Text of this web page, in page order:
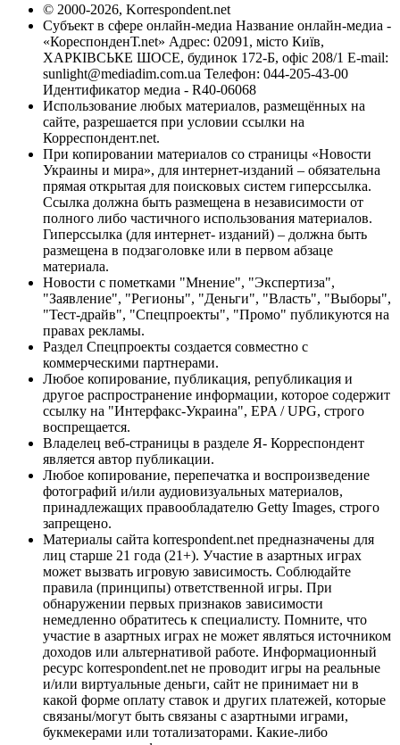
© 2000-2026, Korrespondent.net
Субъект в сфере онлайн-медиа Название онлайн-медиа -
«КореспонденТ.net» Адрес: 02091, місто Київ,
ХАРКІВСЬКЕ ШОСЕ, будинок 172-Б, офіс 208/1 E-mail:
sunlight@mediadim.com.ua Телефон: 044-205-43-00
Идентификатор медиа - R40-06068
Использование любых материалов, размещённых на
сайте, разрешается при условии ссылки на
Корреспондент.net.
При копировании материалов со страницы «Новости
Украины и мира», для интернет-изданий – обязательна
прямая открытая для поисковых систем гиперссылка.
Ссылка должна быть размещена в независимости от
полного либо частичного использования материалов.
Гиперссылка (для интернет- изданий) – должна быть
размещена в подзаголовке или в первом абзаце
материала.
Новости с пометками "Мнение", "Экспертиза",
"Заявление", "Регионы", "Деньги", "Власть", "Выборы",
"Тест-драйв", "Спецпроекты", "Промо" публикуются на
правах рекламы.
Раздел Спецпроекты создается совместно с
коммерческими партнерами.
Любое копирование, публикация, републикация и
другое распространение информации, которое содержит
ссылку на "Интерфакс-Украина", EPA / UPG, строго
воспрещается.
Владелец веб-страницы в разделе Я- Корреспондент
является автор публикации.
Любое копирование, перепечатка и воспроизведение
фотографий и/или аудиовизуальных материалов,
принадлежащих правообладателю Getty Images, строго
запрещено.
Материалы сайта korrespondent.net предназначены для
лиц старше 21 года (21+). Участие в азартных играх
может вызвать игровую зависимость. Соблюдайте
правила (принципы) ответственной игры. При
обнаружении первых признаков зависимости
немедленно обратитесь к специалисту. Помните, что
участие в азартных играх не может являться источником
доходов или альтернативой работе. Информационный
ресурс korrespondent.net не проводит игры на реальные
и/или виртуальные деньги, сайт не принимает ни в
какой форме оплату ставок и других платежей, которые
связаны/могут быть связаны с азартными играми,
букмекерами или тотализаторами. Какие-либо